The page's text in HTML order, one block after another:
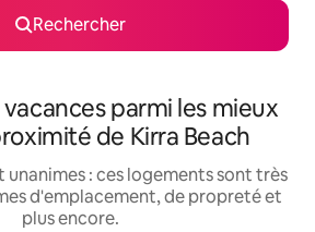
Rechercher
parmi les mieux
de Kirra Beach
unanimes : ces logements sont très
d'emplacement, de propreté et
plus encore.